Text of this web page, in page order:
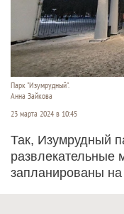
Парк "Изумрудный".
Анна Зайкова
23 марта 2024 в 10:45
Так, Изумрудный
развлекательные
запланированы